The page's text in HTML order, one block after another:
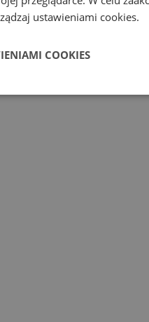
ustawieniami cookies.
COOKIES